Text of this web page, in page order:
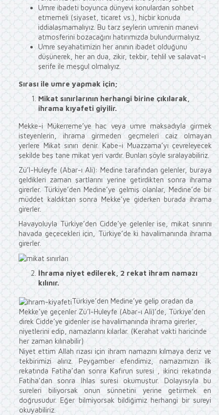
Umre ibadeti boyunca dünyevi konulardan sohbet
etmemeli (siyaset, ticaret vs.), hiçbir konuda
iddialaşmamalıyız. Bu tarz şeylerin umrenin manevi
atmosferini bozacağını hatırımızda bulundurmalıyız.
Umre seyahatimizin her anının ibadet olduğunu
düşünerek, her an dua, zikir, tekbir, tehlil ve salavat-ı
şerife ile meşgul olmalıyız.
Sırası ile umre yapmak için;
Mikat sınırlarının herhangi birine çıkılarak,
ihrama kıyafeti giyilir.
Mekke-i Mükerreme’ye hac veya umre maksadıyla girmek
isteyenlerin, ihrama girmeden geçmeleri caiz olmayan
yerlere Mikat sınırı denir. Kabe-i Muazzama’yı çevreleyecek
şekilde beş tane mikat yeri vardır. Bunları şöyle sıralayabiliriz.
Zü’l-Huleyfe (Abar-ı Ali): Medine tarafından gelenler, buraya
geldikleri zaman şartlarını yerine getirdikten sonra ihrama
girerler. Türkiye’den Medine’ye gelmiş olanlar, Medine’de bir
müddet kaldıktan sonra Mekke’ye giderken burada ihrama
girerler.
Havayoluyla Türkiye’den Cidde’ye gelenler ise, mikat sınırını
havada geçecekleri için, Türkiye’de ki havalimanında ihrama
girerler.
İhrama niyet edilerek, 2 rekat ihram namazı
kılınır.
Türkiye’den Medine’ye gelip oradan da
Mekke’ye geçenler Zü’l-Huleyfe (Abar-ı Ali)’de, Türkiye’den
direk Cidde’ye gidenler ise havalimanında ihrama girerler,
niyetlerini edip, namazlarını kılarlar. (Kerahat vakti haricinde
her zaman kılınabilir)
Niyet ettim Allah rızası için ihram namazını kılmaya deriz ve
tekbirimizi alırız. Peygamber efendimiz, namazımızın ilk
rekatında Fatiha’dan sonra Kafirun suresi , ikinci rekatında
Fatiha’dan sonra İhlas suresi okumuştur. Dolayısıyla bu
sureleri biliyorsak onun sünnetini yerine getirmek en
doğrusudur. Eğer bilmiyorsak bildiğimiz herhangi bir sureyi
okuyabiliriz.